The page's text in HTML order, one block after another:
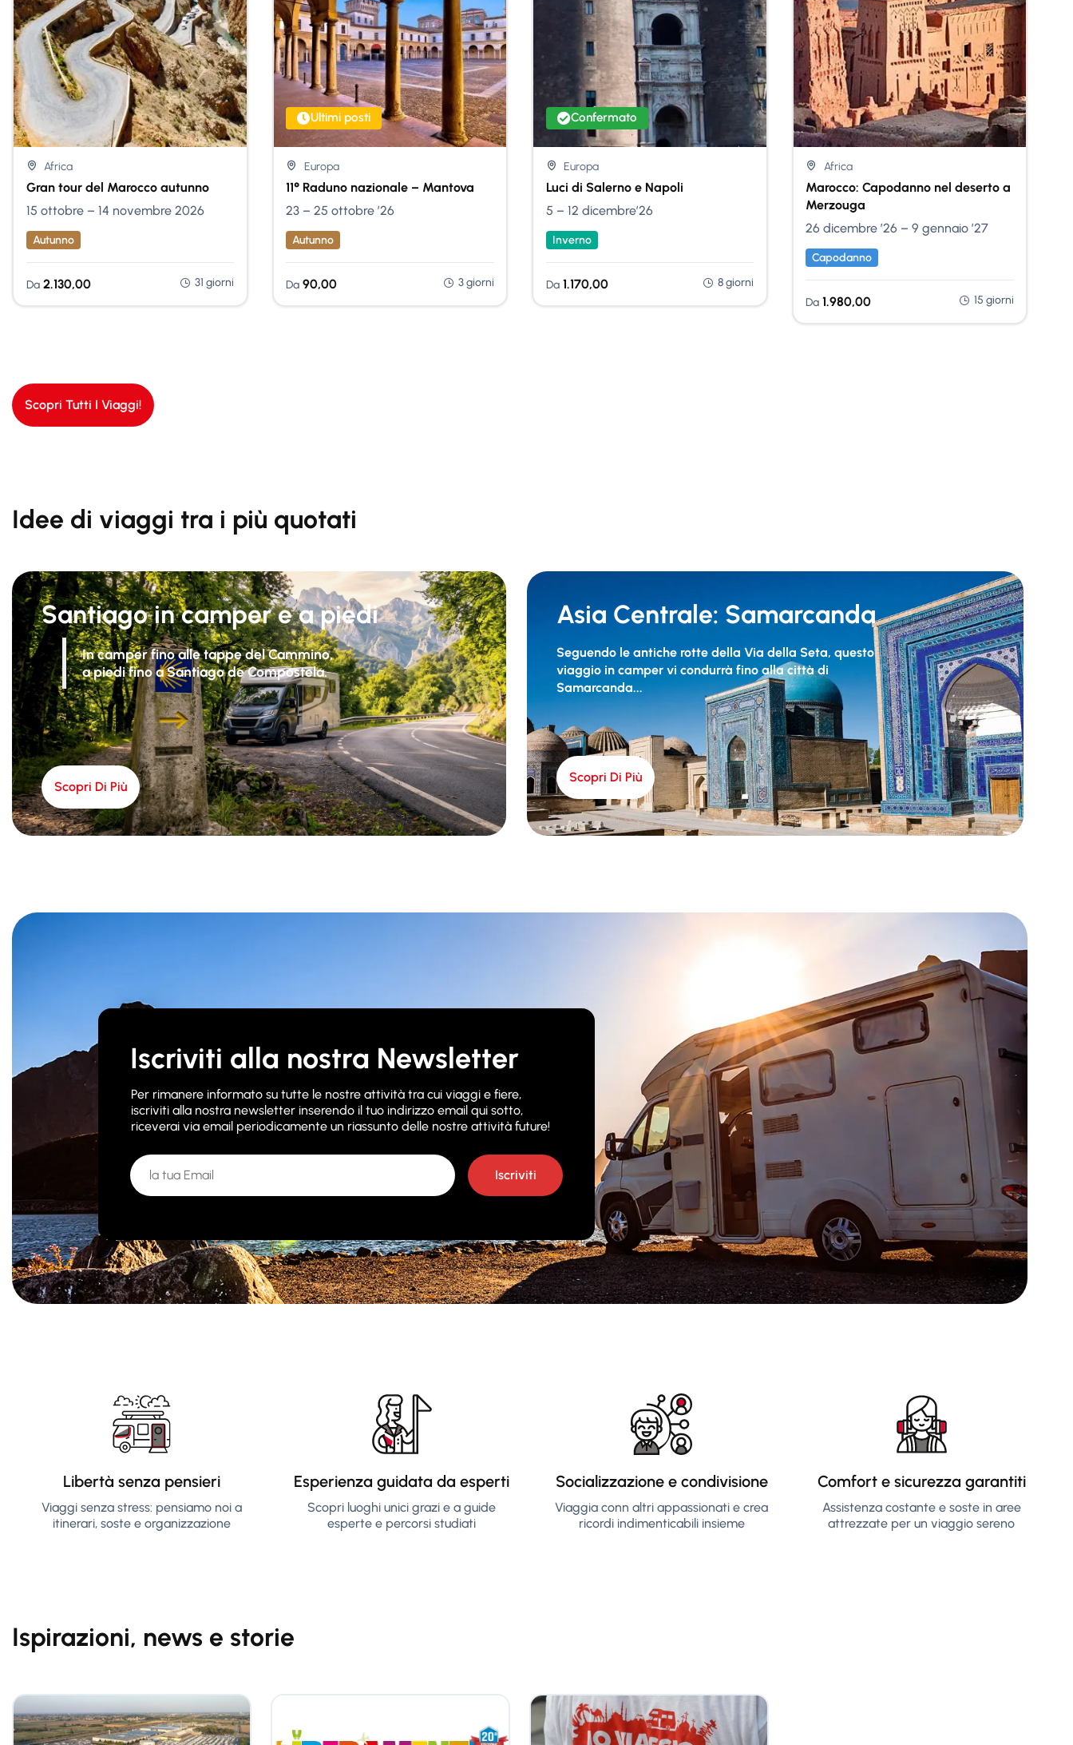
Africa
Gran tour del Marocco autunno
Nessuna Scelta
15 ottobre – 14 novembre 2026
Autunno
Da 2.130,00 31 giorni
Europa
11° Raduno nazionale – Mantova
Ultimi posti
23 – 25 ottobre ’26
Autunno
Da 90,00 3 giorni
Europa
Luci di Salerno e Napoli
Confermato
5 – 12 dicembre’26
Inverno
Da 1.170,00 8 giorni
Africa
Marocco: Capodanno nel deserto a
Merzouga
Nessuna Scelta
26 dicembre ’26 – 9 gennaio ’27
Capodanno
Da 1.980,00 15 giorni
Scopri Tutti I Viaggi!
Idee di viaggi tra i più quotati
Santiago in camper e a piedi
In camper fino alle tappe del Cammino,
a piedi fino a Santiago de Compostela.
Scopri Di Più
Asia Centrale: Samarcanda
Seguendo le antiche rotte della Via della Seta, questo
viaggio in camper vi condurrà fino alla città di
Samarcanda...
Scopri Di Più
Iscriviti alla nostra Newsletter
Per rimanere informato su tutte le nostre attività tra cui viaggi e fiere,
iscriviti alla nostra newsletter inserendo il tuo indirizzo email qui sotto,
riceverai via email periodicamente un riassunto delle nostre attività future!
Libertà senza pensieri
Viaggi senza stress: pensiamo noi a
itinerari, soste e organizzazione
Esperienza guidata da esperti
Scopri luoghi unici grazi e a guide
esperte e percorsi studiati
Socializzazione e condivisione
Viaggia conn altri appassionati e crea
ricordi indimenticabili insieme
Comfort e sicurezza garantiti
Assistenza costante e soste in aree
attrezzate per un viaggio sereno
Ispirazioni, news e storie